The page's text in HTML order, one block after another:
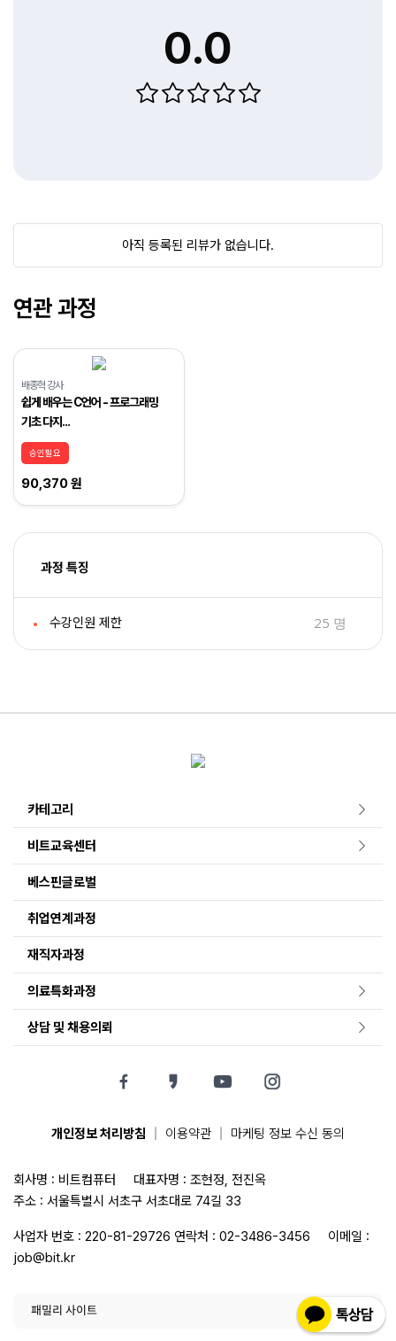
0.0
아직 등록된 리뷰가 없습니다.
연관 과정
배종혁 강사
쉽게 배우는 C언어 - 프로그래밍
기초 다지...
승인필요
90,370 원
과정 특징
수강인원 제한 25 명
카테고리
비트교육센터
베스핀글로벌
취업연계과정
재직자과정
의료특화과정
상담 및 채용의뢰
개인정보 처리방침 이용약관 마케팅 정보 수신 동의
회사명 : 비트컴퓨터
대표자명 : 조현정, 전진옥
주소 : 서울특별시 서초구 서초대로 74길 33
사업자 번호 : 220-81-29726 연락처 : 02-3486-3456
이메일 :
job@bit.kr
패밀리 사이트